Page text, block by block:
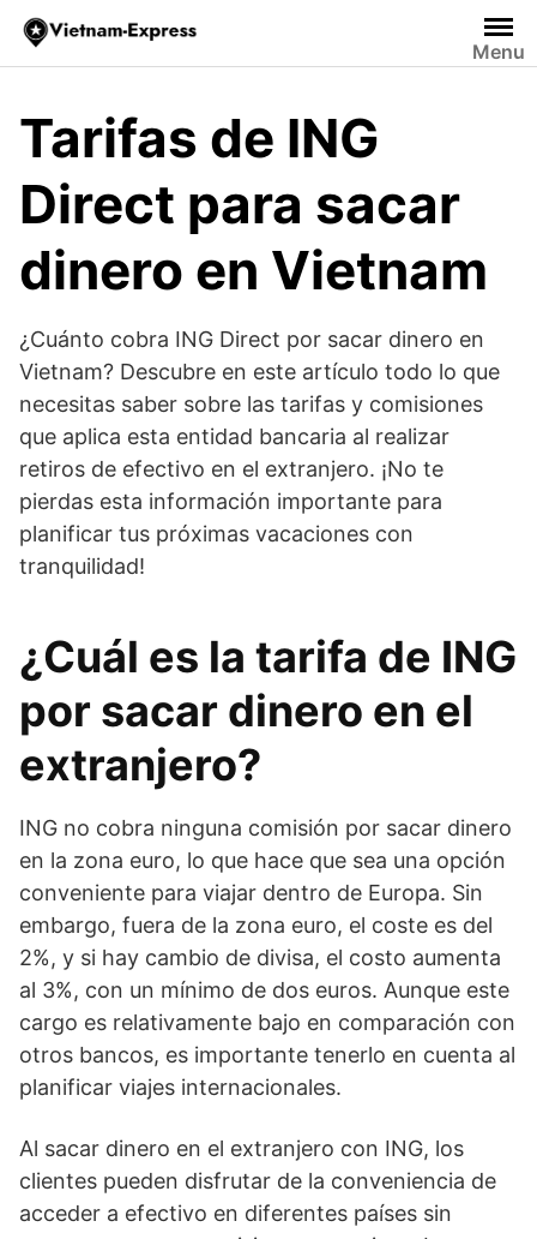
Saltar
contenido
Menu
Tarifas de ING
Direct para sacar
dinero en Vietnam
¿Cuánto cobra ING Direct por sacar dinero en
Vietnam? Descubre en este artículo todo lo que
necesitas saber sobre las tarifas y comisiones
que aplica esta entidad bancaria al realizar
retiros de efectivo en el extranjero. ¡No te
pierdas esta información importante para
planificar tus próximas vacaciones con
tranquilidad!
¿Cuál es la tarifa de ING
por sacar dinero en el
extranjero?
ING no cobra ninguna comisión por sacar dinero
en la zona euro, lo que hace que sea una opción
conveniente para viajar dentro de Europa. Sin
embargo, fuera de la zona euro, el coste es del
2%, y si hay cambio de divisa, el costo aumenta
al 3%, con un mínimo de dos euros. Aunque este
cargo es relativamente bajo en comparación con
otros bancos, es importante tenerlo en cuenta al
planificar viajes internacionales.
Al sacar dinero en el extranjero con ING, los
clientes pueden disfrutar de la conveniencia de
acceder a efectivo en diferentes países sin